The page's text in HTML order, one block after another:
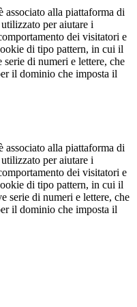
associato alla piattaforma di
per aiutare i
dei visitatori e
di tipo pattern, in cui il
di numeri e lettere, che
il dominio che imposta il
associato alla piattaforma di
per aiutare i
dei visitatori e
di tipo pattern, in cui il
serie di numeri e lettere, che
il dominio che imposta il